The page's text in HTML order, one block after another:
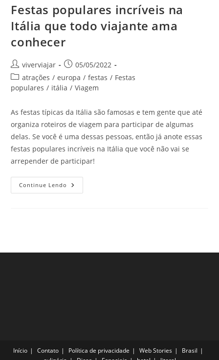
Festas populares incríveis na
Itália que todo viajante ama
conhecer
Autor
do
post:
viverviajar
Post
publicado:
05/05/2022
Categoria
do
atrações / europa / festas / Festas
populares / itália / Viagem
As festas típicas da Itália são famosas e tem gente que até
organiza roteiros de viagem para participar de algumas
delas. Se você é uma dessas pessoas, então já anote essas
festas populares incríveis na Itália que você não vai se
arrepender de participar!
Continue Lendo Festas
Populares
Início Contato Política de privacidade Web Stories
Brasil